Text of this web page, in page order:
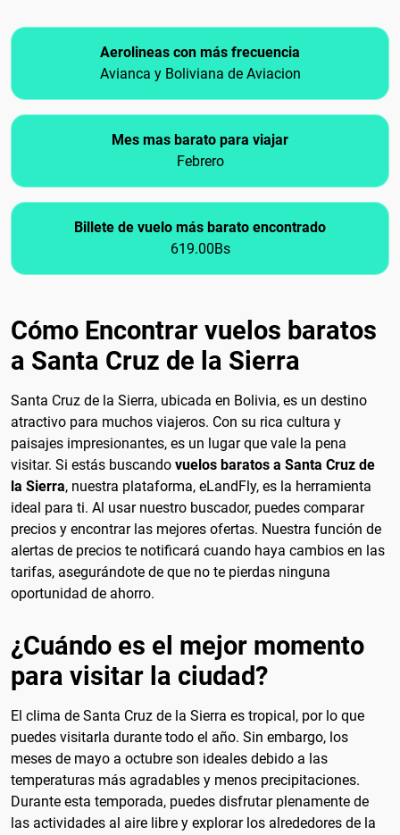
Aerolineas con más frecuencia
Avianca y Boliviana de Aviacion
Mes mas barato para viajar
Febrero
Billete de vuelo más barato encontrado
619.00Bs
Cómo Encontrar vuelos baratos
a Santa Cruz de la Sierra
Santa Cruz de la Sierra, ubicada en Bolivia, es un destino
atractivo para muchos viajeros. Con su rica cultura y
paisajes impresionantes, es un lugar que vale la pena
visitar. Si estás buscando vuelos baratos a Santa Cruz de
la Sierra, nuestra plataforma, eLandFly, es la herramienta
ideal para ti. Al usar nuestro buscador, puedes comparar
precios y encontrar las mejores ofertas. Nuestra función de
alertas de precios te notificará cuando haya cambios en las
tarifas, asegurándote de que no te pierdas ninguna
oportunidad de ahorro.
¿Cuándo es el mejor momento
para visitar la ciudad?
El clima de Santa Cruz de la Sierra es tropical, por lo que
puedes visitarla durante todo el año. Sin embargo, los
meses de mayo a octubre son ideales debido a las
temperaturas más agradables y menos precipitaciones.
Durante esta temporada, puedes disfrutar plenamente de
las actividades al aire libre y explorar los alrededores de la